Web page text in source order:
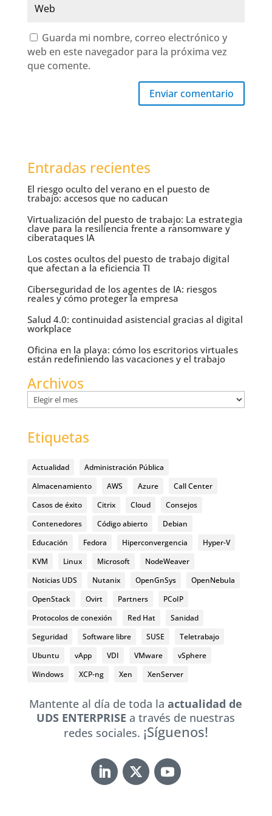
Guarda mi nombre, correo electrónico y
web en este navegador para la próxima vez
que comente.
Enviar comentario
Entradas recientes
El riesgo oculto del verano en el puesto de
trabajo: accesos que no caducan
Virtualización del puesto de trabajo: La estrategia
clave para la resiliencia frente a ransomware y
ciberataques IA
Los costes ocultos del puesto de trabajo digital
que afectan a la eficiencia TI
Ciberseguridad de los agentes de IA: riesgos
reales y cómo proteger la empresa
Salud 4.0: continuidad asistencial gracias al digital
workplace
Oficina en la playa: cómo los escritorios virtuales
están redefiniendo las vacaciones y el trabajo
Archivos
Archivos
Etiquetas
Actualidad
Administración Pública
Almacenamiento
AWS Azure
Call Center
Casos de éxito
Citrix Cloud
Consejos
Contenedores
Código abierto
Debian
Educación
Fedora Hiperconvergencia
Hyper-V
KVM
Linux Microsoft
NodeWeaver
Noticias UDS
Nutanix OpenGnSys
OpenNebula
OpenStack
Ovirt Partners
PCoIP
Protocolos de conexión
Red Hat
Sanidad
Seguridad
Software libre SUSE
Teletrabajo
Ubuntu
vApp VDI VMware
vSphere
Windows
XCP-ng Xen XenServer
Mantente al día de toda laactualidad de
UDS ENTERPRISEa través de nuestras
redes sociales. ¡Síguenos!